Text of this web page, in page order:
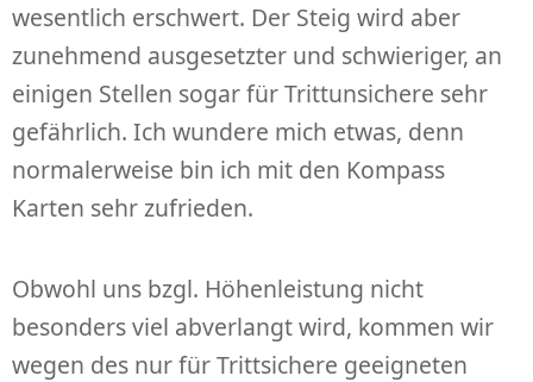
wesentlich erschwert. Der Steig wird aber
zunehmend ausgesetzter und schwieriger, an
einigen Stellen sogar für Trittunsichere sehr
gefährlich. Ich wundere mich etwas, denn
normalerweise bin ich mit den Kompass
Karten sehr zufrieden.
Obwohl uns bzgl. Höhenleistung nicht
besonders viel abverlangt wird, kommen wir
wegen des nur für Trittsichere geeigneten